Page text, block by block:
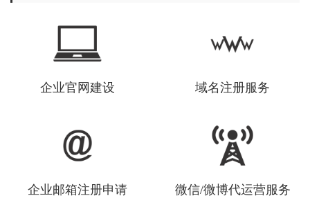
企业官网建设 域名注册服务
企业邮箱注册申请 微信/微博代运营服务